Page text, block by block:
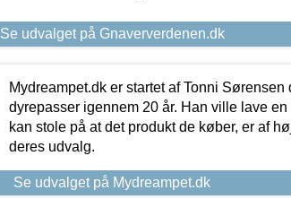
Se udvalget på Gnaververdenen.dk
Mydreampet.dk er startet af Tonni Sørensen
dyrepasser igennem 20 år. Han ville lave
kan stole på at det produkt de køber, er af
deres udvalg.
Se udvalget på Mydreampet.dk